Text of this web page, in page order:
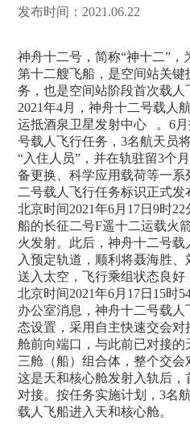
发布时间：2021.06.22
神舟十二号，简称“神十二”
第十二艘飞船，是空间站关
务，也是空间站阶段首次载人
2021年4月，神舟十二号载人
运抵酒泉卫星发射中心 。6
号载人飞行任务，3名航天员
“入住人员”，并在轨驻留3个
备更换、科学应用载荷等一
二号载人飞行任务标识正式发
北京时间2021年6月17日9时
船的长征二号F遥十二运载火
火发射。此后，神舟十二号
入预定轨道，顺利将聂海胜
送入太空，飞行乘组状态良
北京时间2021年6月17日15时
办公室消息，神舟十二号载
态设置，采用自主快速交会
舱前向端口，与此前已对接
三舱（船）组合体，整个交会
这是天和核心舱发射入轨后
对接。按任务实施计划，3名
载人飞船进入天和核心舱。